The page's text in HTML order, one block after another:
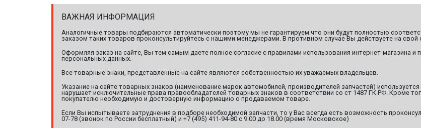
ВАЖНАЯ ИНФОРМАЦИЯ
Аналогичные товары подбираются автоматически поэтому мы не гарантируем что они будут полностью
заказом таких товаров проконсультируйтесь с нашими менеджерами. В противном случае Вы действуете на
Оформляя заказ на сайте, Вы тем самым даете полное согласие с правилами использования интернет-магазина и
персональных данных.
Все товарные знаки, представленные на сайте являются собственностью их уважаемых владельцев.
Указание на сайте товарных знаков (наименование марок автомобилей, производителей запчастей)
нарушает исключительные права правообладателей товарных знаков в соответствии со ст 1487 ГК РФ. Кроме
покупателю необходимую и достоверную информацию о продаваемом товаре.
Если Вы испытываете затруднения в подборе необходимой запчасти, то у Вас всегда есть возможность
07-78 (звонок по России бесплатный) и +7 (495) 411-94-80 с 9.00 до 18.00 (время Московское)